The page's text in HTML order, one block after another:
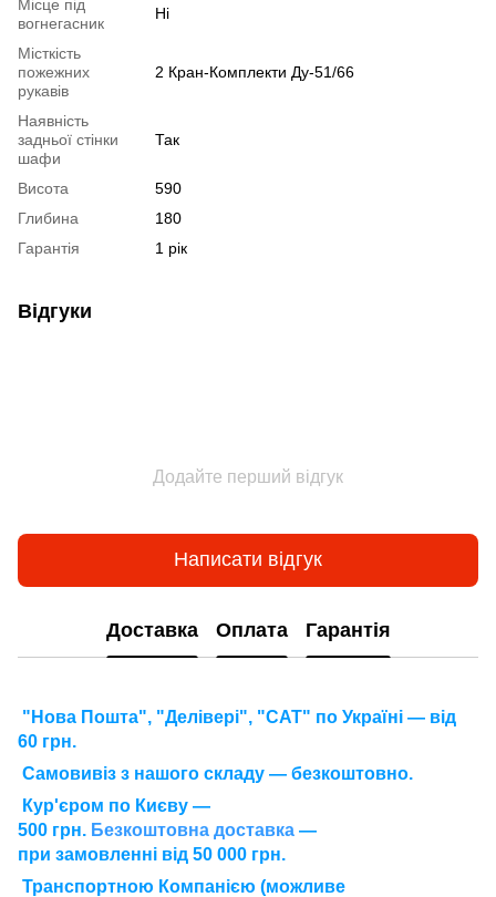
Місце під
вогнегасник
Ні
Місткість
пожежних
рукавів
2 Кран-Комплекти Ду-51/66
Наявність
задньої стінки
шафи
Так
Висота
590
Глибина
180
Гарантія
1 рік
Відгуки
Додайте перший відгук
Написати відгук
Доставка Оплата Гарантія
"Нова Пошта", "Делівері", "САТ" по Україні — від
60 грн.
Самовивіз з нашого складу — безкоштовно.
Кур'єром по Києву —
500 грн. Безкоштовна доставка —
при замовленні від 50 000 грн.
Транспортною Компанією (можливе